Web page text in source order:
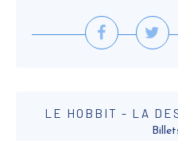
LE HOBBIT - LA